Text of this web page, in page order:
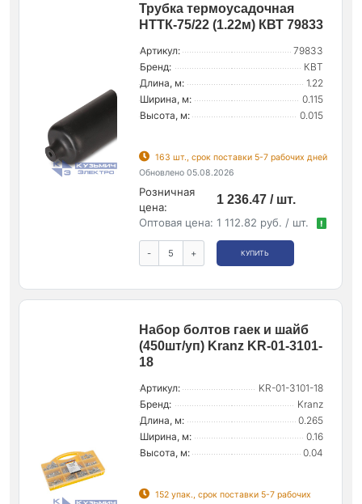
Трубка термоусадочная
НТТК-75/22 (1.22м) КВТ 79833
Артикул:
79833
Бренд:
КВТ
Длина, м:
1.22
Ширина, м:
0.115
Высота, м:
0.015
163 шт., срок поставки 5-7 рабочих дней
Обновлено 05.08.2026
Розничная
цена:
1 236.47 / шт.
Оптовая цена: 1 112.82 руб. / шт. !
- + КУПИТЬ
Набор болтов гаек и шайб
(450шт/уп) Kranz KR-01-3101-
18
Артикул:
KR-01-3101-18
Бренд:
Kranz
Длина, м:
0.265
Ширина, м:
0.16
Высота, м:
0.04
152 упак., срок поставки 5-7 рабочих